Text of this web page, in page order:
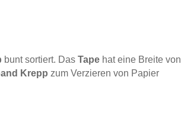
bunt sortiert. Das Tape hat eine Breite von
Krepp zum Verzieren von Papier